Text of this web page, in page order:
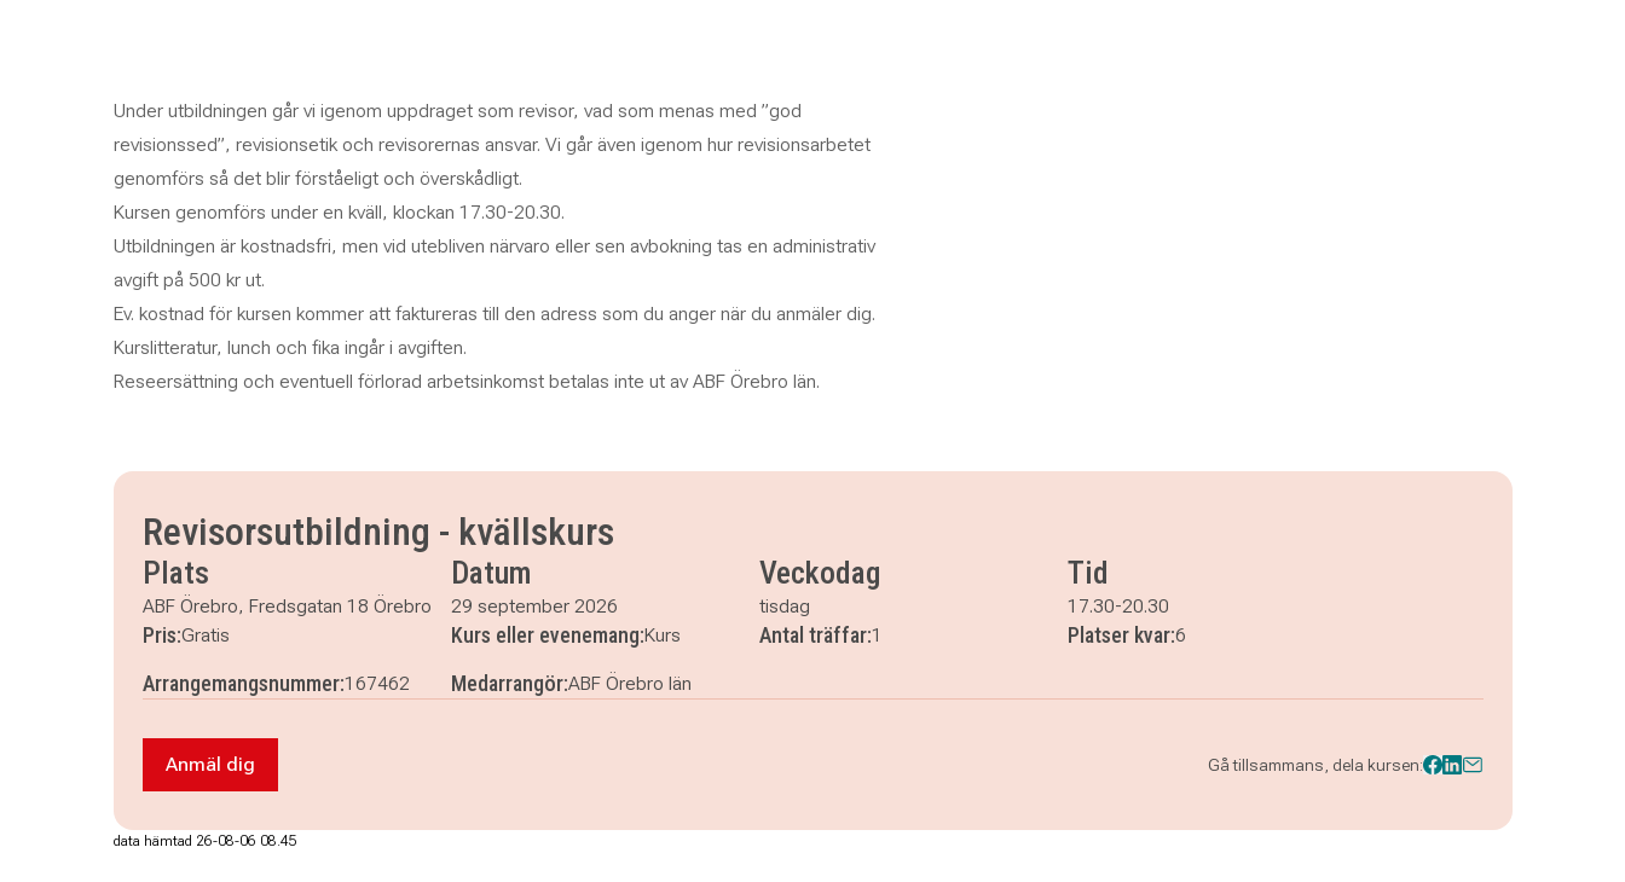
Under utbildningen går vi igenom uppdraget som revisor, vad som menas med ”god
revisionssed”, revisionsetik och revisorernas ansvar. Vi går även igenom hur revisionsarbetet
genomförs så det blir förståeligt och överskådligt.
Kursen genomförs under en kväll, klockan 17.30-20.30.
Utbildningen är kostnadsfri, men vid utebliven närvaro eller sen avbokning tas en administrativ
avgift på 500 kr ut.
Ev. kostnad för kursen kommer att faktureras till den adress som du anger när du anmäler dig.
Kurslitteratur, lunch och fika ingår i avgiften.
Reseersättning och eventuell förlorad arbetsinkomst betalas inte ut av ABF Örebro län.
Revisorsutbildning - kvällskurs
Plats
ABF Örebro, Fredsgatan 18 Örebro
Datum
29 september 2026
Veckodag
tisdag
Tid
17.30-20.30
Pris:Gratis Kurs eller evenemang:Kurs Antal träffar:1 Platser kvar:6
Arrangemangsnummer:167462 Medarrangör:ABF Örebro län
Anmäl dig till Revisorsutbildning - kvällskurs
Anmäl dig Gå tillsammans, dela kursen:
data hämtad 26-08-06 08.45